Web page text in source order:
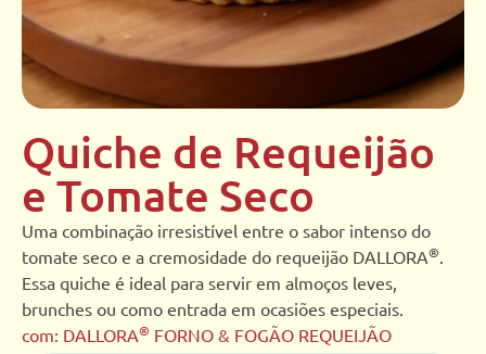
Quiche de Requeijão
e Tomate Seco
Uma combinação irresistível entre o sabor intenso do
tomate seco e a cremosidade do requeijão DALLORA®.
Essa quiche é ideal para servir em almoços leves,
brunches ou como entrada em ocasiões especiais.
com: DALLORA® FORNO & FOGÃO REQUEIJÃO